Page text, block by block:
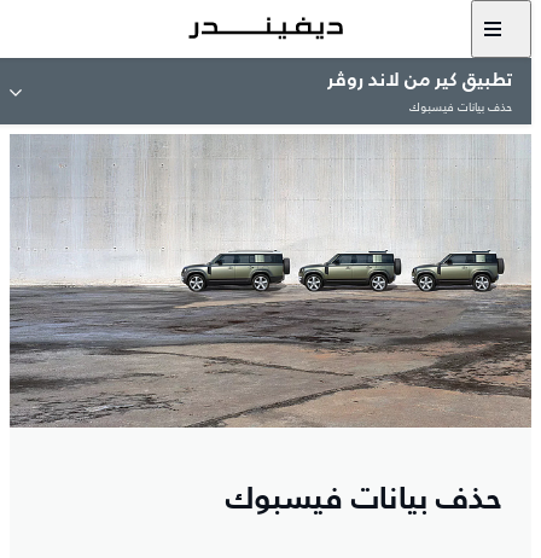
تطبيق كير من لاند روڤر
حذف بيانات فيسبوك
حذف بيانات فيسبوك